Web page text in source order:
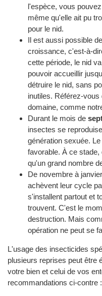
l'espèce, vous
même qu'elle ait pu
pour le nid.
Il est aussi possible
croissance, c'est-à-
cette période, le nid
pouvoir accueillir
détruire le nid, sans
inutiles. Référez-
domaine, comme
Durant le mois de
insectes se
génération sexuée.
favorable. À ce
qu'un grand nombre
De novembre à
achèvent leur cycle
s'installent partout et
trouvent. C'est le
destruction. Mais
opération ne peut se
L'usage des insecticides
plusieurs reprises peut être
votre bien et celui de vos
recommandations ci-contre :